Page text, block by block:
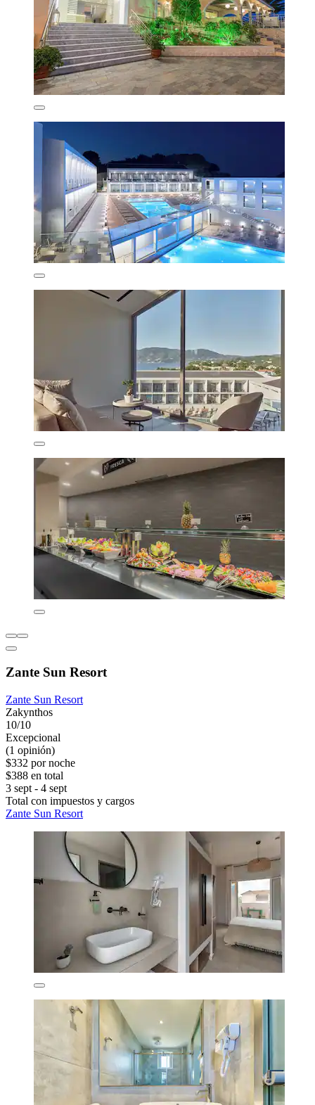
Zante Sun Resort
Zante Sun Resort
Zakynthos
10/10
Excepcional
(1 opinión)
$332 por noche
$388 en total
3 sept - 4 sept
Total con impuestos y cargos
Zante Sun Resort